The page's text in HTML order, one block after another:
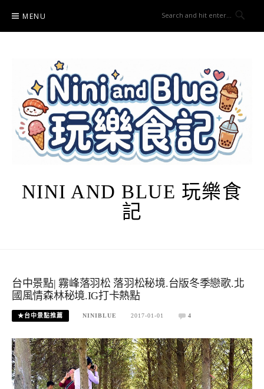
content
MENU
NINI AND BLUE 玩樂食
記
台中景點| 霧峰落羽松 落羽松秘境.台版冬季戀歌.北
國風情森林秘境.IG打卡熱點
★台中景點推薦 NINIBLUE 2017-01-01 4